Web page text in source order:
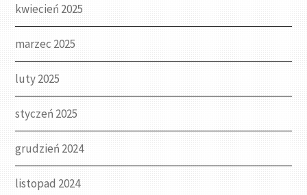
kwiecień 2025
marzec 2025
luty 2025
styczeń 2025
grudzień 2024
listopad 2024